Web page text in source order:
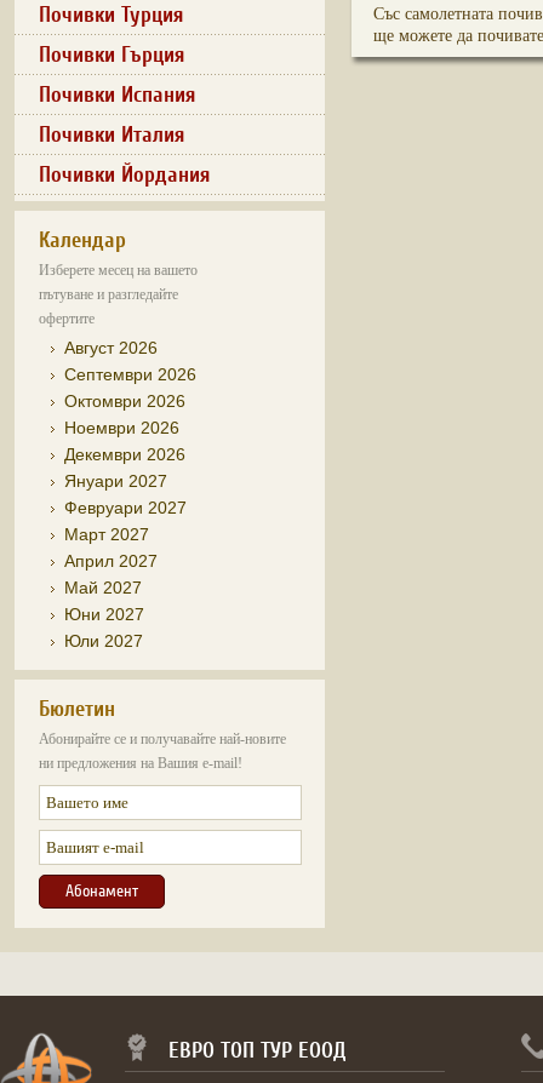
Почивки Турция
Почивки Гърция
Почивки Испания
Почивки Италия
Почивки Йордания
Календар
Изберете месец на вашето
пътуване и разгледайте
офертите
Август 2026
Септември 2026
Октомври 2026
Ноември 2026
Декември 2026
Януари 2027
Февруари 2027
Март 2027
Април 2027
Май 2027
Юни 2027
Юли 2027
Бюлетин
Абонирайте се и получавайте най-новите
ни предложения на Вашия e-mail!
Със самолетната
ще можете да
ЕВРО ТОП ТУР ЕООД